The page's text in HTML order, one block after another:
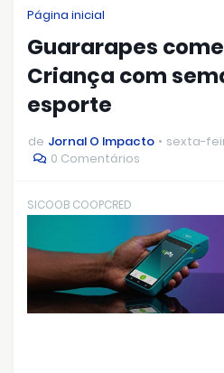
Página inicial
Guararapes
Criança com
esporte
de Jornal O Impacto
sexta-
0 Comentários
SICOOB COOPCRED